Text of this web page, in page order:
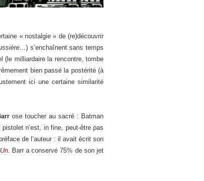
« nostalgie » de (re)découvrir
) s’enchaînent sans temps
(le milliardaire la rencontre, tombe
bien passé la postérité (à
ici une certaine similarité
ose toucher au sacré : Batman
n’est, in fine, peut-être pas
de l’auteur : il avait écrit son
. Barr a conservé 75% de son jet